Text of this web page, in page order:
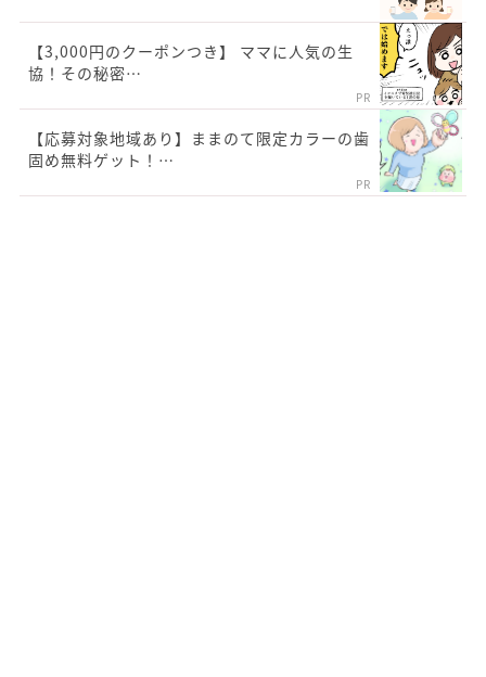
【3,000円のクーポンつき】 ママに人気の生
協！その秘密…
PR
【応募対象地域あり】ままのて限定カラーの歯
固め無料ゲット！…
PR